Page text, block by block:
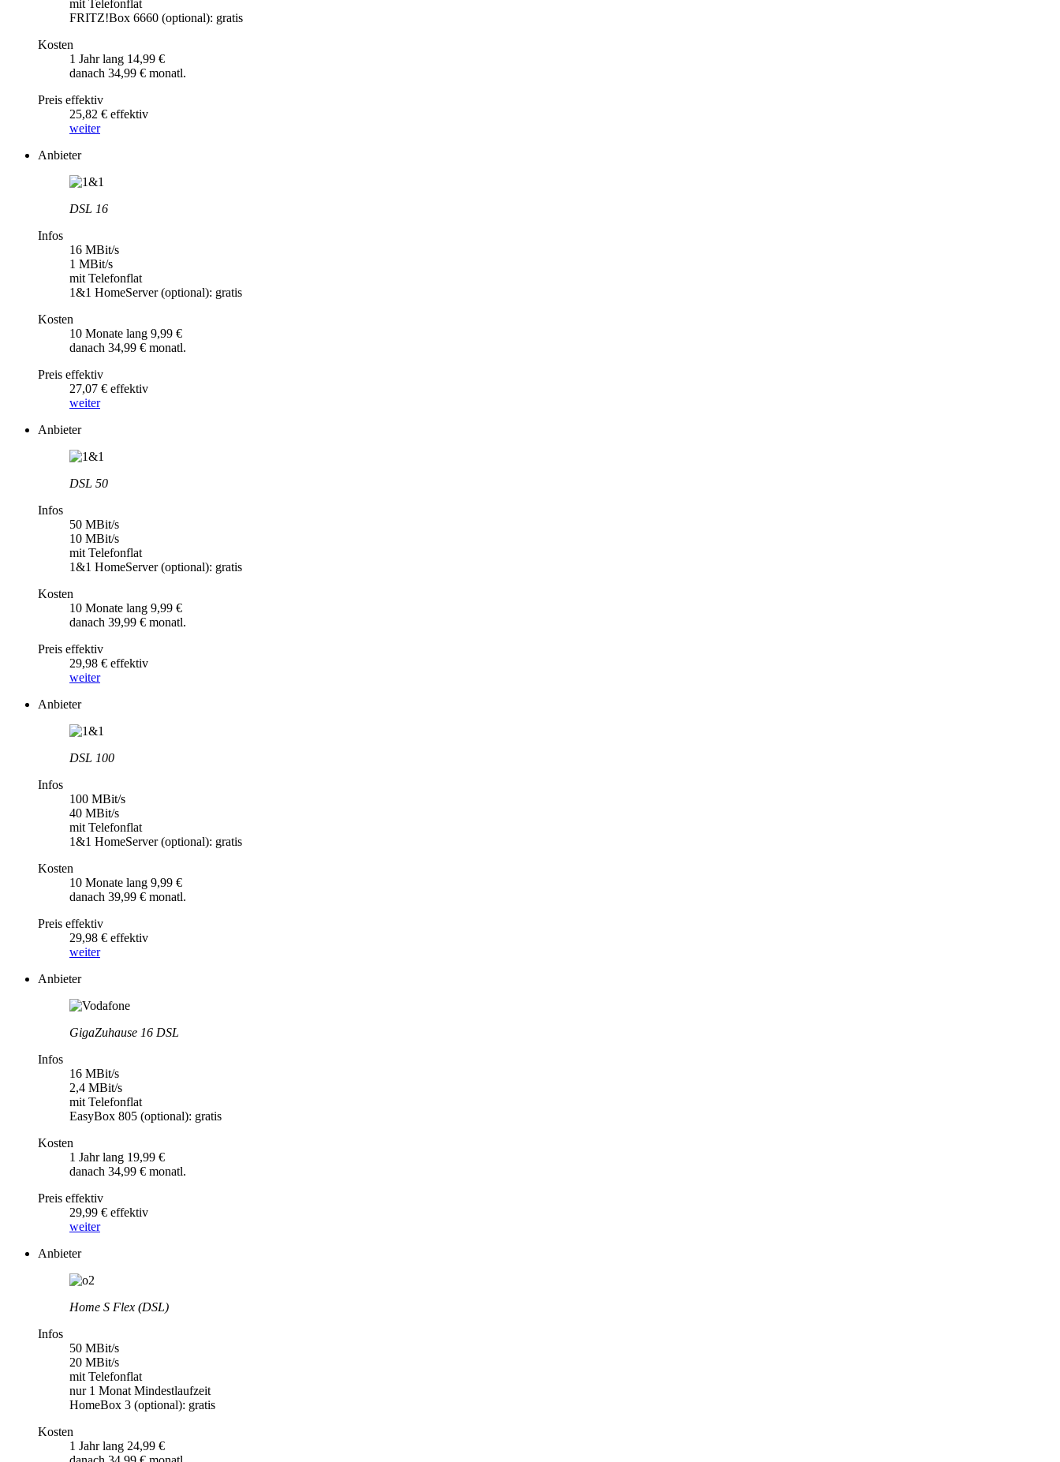
mit Telefonflat
FRITZ!Box 6660 (optional): gratis
Kosten
1 Jahr lang 14,99 €
danach 34,99 € monatl.
Preis effektiv
25,82 € effektiv
weiter
Anbieter
DSL 16
Infos
16 MBit/s
1 MBit/s
mit Telefonflat
1&1 HomeServer (optional): gratis
Kosten
10 Monate lang 9,99 €
danach 34,99 € monatl.
Preis effektiv
27,07 € effektiv
weiter
Anbieter
DSL 50
Infos
50 MBit/s
10 MBit/s
mit Telefonflat
1&1 HomeServer (optional): gratis
Kosten
10 Monate lang 9,99 €
danach 39,99 € monatl.
Preis effektiv
29,98 € effektiv
weiter
Anbieter
DSL 100
Infos
100 MBit/s
40 MBit/s
mit Telefonflat
1&1 HomeServer (optional): gratis
Kosten
10 Monate lang 9,99 €
danach 39,99 € monatl.
Preis effektiv
29,98 € effektiv
weiter
Anbieter
GigaZuhause 16 DSL
Infos
16 MBit/s
2,4 MBit/s
mit Telefonflat
EasyBox 805 (optional): gratis
Kosten
1 Jahr lang 19,99 €
danach 34,99 € monatl.
Preis effektiv
29,99 € effektiv
weiter
Anbieter
Home S Flex (DSL)
Infos
50 MBit/s
20 MBit/s
mit Telefonflat
nur 1 Monat Mindestlaufzeit
HomeBox 3 (optional): gratis
Kosten
1 Jahr lang 24,99 €